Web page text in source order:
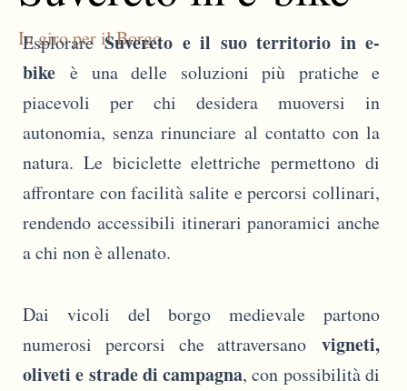
In giro per il Borgo
EsplorareSuvereto e il suo territorio in e-
bike è una delle soluzioni più pratiche e
piacevoli per chi desidera muoversi in
autonomia, senza rinunciare al contatto con la
natura. Le biciclette elettriche permettono di
affrontare con facilità salite e percorsi collinari,
rendendo accessibili itinerari panoramici anche
a chi non è allenato.
Dai vicoli del borgo medievale partono
numerosi percorsi che attraversano vigneti,
oliveti e strade di campagna, con possibilità di